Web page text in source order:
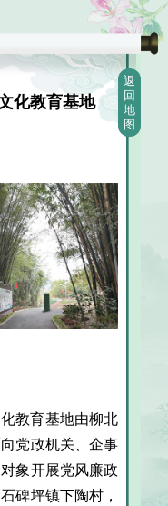
返
回
地
图
化教育基地
教育基地由柳北
党政机关、企事
象开展党风廉政
碑坪镇下陶村，